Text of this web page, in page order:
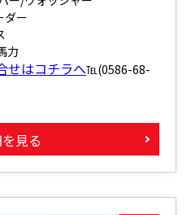
ダー
力
せはコチラへ℡(0586-68-
見る